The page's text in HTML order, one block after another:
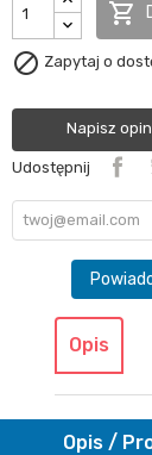

 Zapytaj o
Napisz
Udostępnij
Opis
Opis /